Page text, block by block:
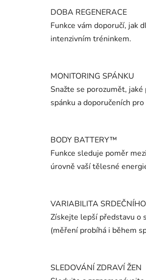
DOBA REGENERACE
Funkce vám doporučí, jak
intenzivním tréninkem.
MONITORING SPÁNKU
Snažte se porozumět,
spánku a doporučeních
BODY BATTERY™
Funkce sleduje poměr
úrovně vaší tělesné
VARIABILITA
Získejte lepší představu o
(měření probíhá i během
SLEDOVÁNÍ ZDRAVÍ ŽEN